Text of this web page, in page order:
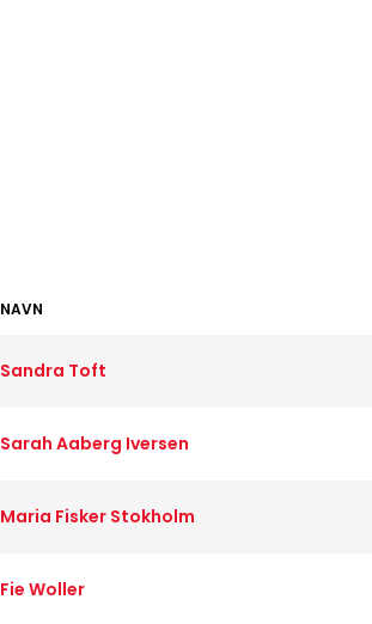
NAVN
Sandra Toft
Sarah Aaberg Iversen
Maria Fisker Stokholm
Fie Woller